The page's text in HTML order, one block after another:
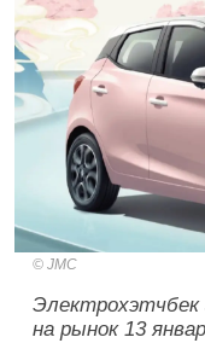
JMC
Электрохэтчбек
на рынок 13